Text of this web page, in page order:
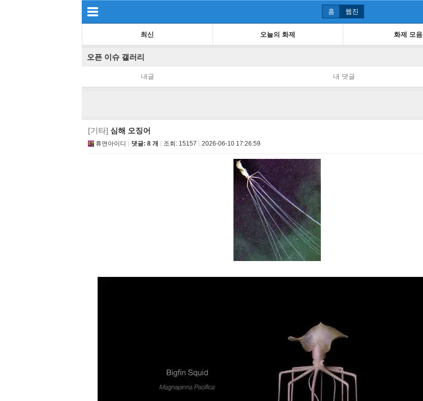
홈 웹진
최신 오늘의 화제 화제 모음
오픈 이슈 갤러리
내글 내 댓글
[기타] 심해 오징어
휴면아이디 댓글: 8 개 조회: 15157 2026-06-10 17:26:59